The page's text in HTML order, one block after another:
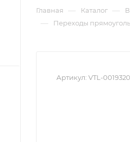
Главная — Каталог —
— Переходы
Артикул: VTL-